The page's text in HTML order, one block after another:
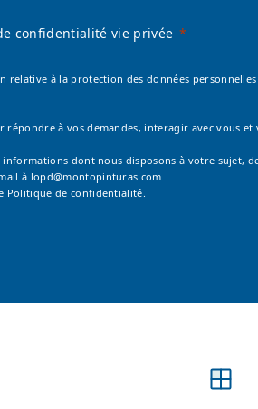
confidentialité vie privée
relative à la protection des données personnelles
répondre à vos demandes, interagir avec vous et
dont nous disposons à votre sujet,
à lopd@montopinturas.com
Politique de confidentialité.